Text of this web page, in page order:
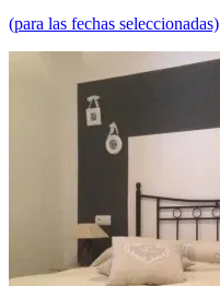
(para las fechas seleccionadas)